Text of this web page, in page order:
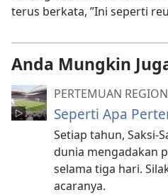
terus berkata, ”Ini seperti
Anda Mungkin
PERTEMUAN
Seperti Apa
Setiap tahun, Saksi-
dunia mengadakan
selama tiga hari.
acaranya.